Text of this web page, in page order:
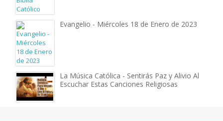
Evangelio - Miércoles 18 de Enero de 2023
La Música Católica - Sentirás Paz y Alivio Al
Escuchar Estas Canciones Religiosas